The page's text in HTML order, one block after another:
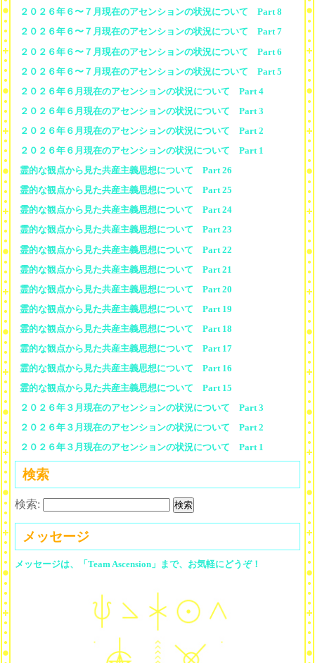
２０２６年６〜７月現在のアセンションの状況について Part 8
２０２６年６〜７月現在のアセンションの状況について Part 7
２０２６年６〜７月現在のアセンションの状況について Part 6
２０２６年６〜７月現在のアセンションの状況について Part 5
２０２６年６月現在のアセンションの状況について Part 4
２０２６年６月現在のアセンションの状況について Part 3
２０２６年６月現在のアセンションの状況について Part 2
２０２６年６月現在のアセンションの状況について Part 1
霊的な観点から見た共産主義思想について Part 26
霊的な観点から見た共産主義思想について Part 25
霊的な観点から見た共産主義思想について Part 24
霊的な観点から見た共産主義思想について Part 23
霊的な観点から見た共産主義思想について Part 22
霊的な観点から見た共産主義思想について Part 21
霊的な観点から見た共産主義思想について Part 20
霊的な観点から見た共産主義思想について Part 19
霊的な観点から見た共産主義思想について Part 18
霊的な観点から見た共産主義思想について Part 17
霊的な観点から見た共産主義思想について Part 16
霊的な観点から見た共産主義思想について Part 15
２０２６年３月現在のアセンションの状況について Part 3
２０２６年３月現在のアセンションの状況について Part 2
２０２６年３月現在のアセンションの状況について Part 1
検索
検索:
メッセージ
メッセージは、「Team Ascension」まで、お気軽にどうぞ！